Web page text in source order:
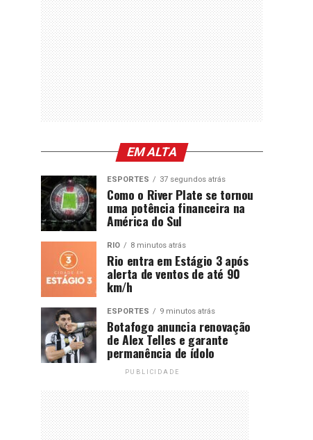
EM ALTA
ESPORTES 37 segundos atrás
Como o River Plate se tornou
uma potência financeira na
América do Sul
RIO 8 minutos atrás
Rio entra em Estágio 3 após
alerta de ventos de até 90
km/h
ESPORTES 9 minutos atrás
Botafogo anuncia renovação
de Alex Telles e garante
permanência de ídolo
PUBLICIDADE